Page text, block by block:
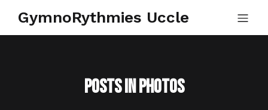
GymnoRythmies Uccle
Posts in Photos